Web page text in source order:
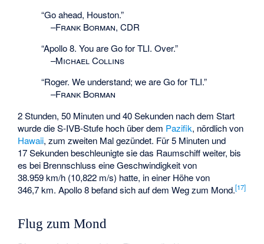
“Go ahead, Houston.”
–Frank Borman, CDR
“Apollo 8. You are Go for TLI. Over.”
–Michael Collins
“Roger. We understand; we are Go for TLI.”
–Frank Borman
2 Stunden, 50 Minuten und 40 Sekunden nach dem Start
wurde die S-IVB-Stufe hoch über dem Pazifik, nördlich von
Hawaii, zum zweiten Mal gezündet. Für 5 Minuten und
17 Sekunden beschleunigte sie das Raumschiff weiter, bis
es bei Brennschluss eine Geschwindigkeit von
38.959 km/h (10,822 m/s) hatte, in einer Höhe von
346,7 km. Apollo 8 befand sich auf dem Weg zum Mond.[17]
Flug zum Mond